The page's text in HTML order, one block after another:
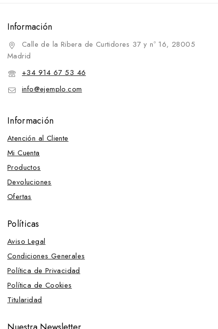
Información
Calle de la Ribera de Curtidores 37 y nº 16, 28005
Madrid
+34 914 67 53 46
info@ejemplo.com
Información
Atención al Cliente
Mi Cuenta
Productos
Devoluciones
Ofertas
Políticas
Aviso Legal
Condiciones Generales
Política de Privacidad
Política de Cookies
Titularidad